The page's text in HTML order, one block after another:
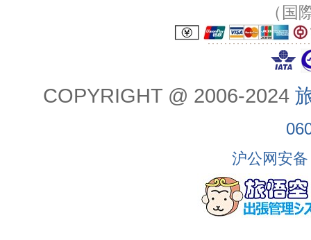
（国
COPYRIGHT @ 2006-2024
沪公网安